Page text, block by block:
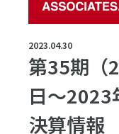
2023.04.30
第35期（
日～2023
決算情報